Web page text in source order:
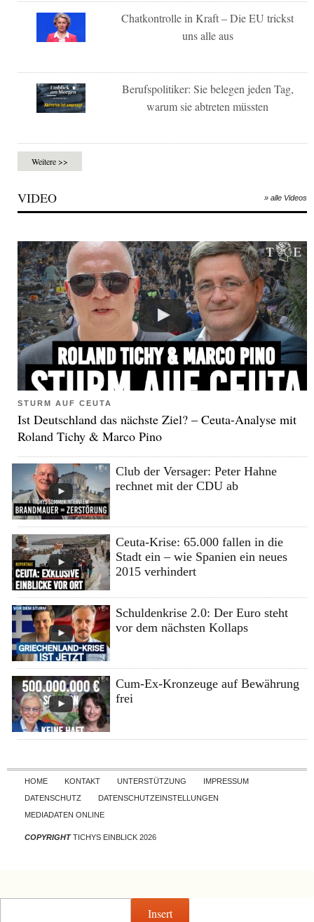
Chatkontrolle in Kraft – Die EU trickst
uns alle aus
Berufspolitiker: Sie belegen jeden Tag,
warum sie abtreten müssten
Weitere >>
VIDEO » alle Videos
STURM AUF CEUTA
Ist Deutschland das nächste Ziel? – Ceuta-Analyse mit
Roland Tichy & Marco Pino
Club der Versager: Peter Hahne
rechnet mit der CDU ab
Ceuta-Krise: 65.000 fallen in die
Stadt ein – wie Spanien ein neues
2015 verhindert
Schuldenkrise 2.0: Der Euro steht
vor dem nächsten Kollaps
Cum-Ex-Kronzeuge auf Bewährung
frei
Skip to content
HOME KONTAKT UNTERSTÜTZUNG
IMPRESSUM
DATENSCHUTZ
DATENSCHUTZEINSTELLUNGEN
MEDIADATEN ONLINE
COPYRIGHTTICHYS EINBLICK 2026
Insert